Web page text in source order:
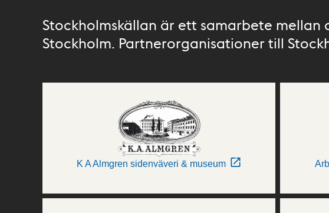
Stockholmskällan är ett samarbete mellan
Stockholm. Partnerorganisationer till
K A Almgren sidenväveri & museum